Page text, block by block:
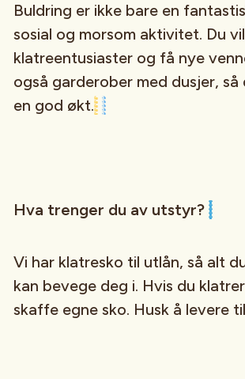
Buldring er ikke bare en
sosial og morsom aktivitet. Du
klatreentusiaster og få nye
også garderober med dusjer,
en god økt.
Hva trenger du av utstyr?
Vi har klatresko til utlån, så alt
kan bevege deg i. Hvis du
skaffe egne sko. Husk å levere